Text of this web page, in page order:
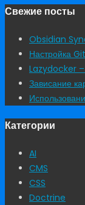
Свежие посты
Obsidian
Настройка
Lazydocker –
Зависание
Категории
AI
CMS
CSS
Doctrine